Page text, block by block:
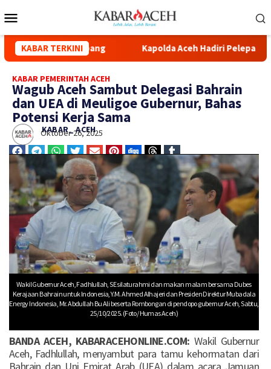
KABAR TERKINI
Kuala Simpang Kapolda Aceh Hadiri Pelepasan
KABAR PEMERINTAH ACEH
Wagub Aceh Sambut Delegasi Bahrain
dan UEA di Meuligoe Gubernur, Bahas
Potensi Kerja Sama
KABAR_ ACEH
Oktober 26, 2025
Wakil Gubernur Aceh, Fadhlullah, SE silaturahmi dan makan malam bersama Dubes
Kerajaan Bahrain untuk Indonesia, Y.M. Ahmed Alhajeri dan Presiden Direktur Mubadala
Energy Indonesia, Mr. Abdullah Bu Ali beserta Rombongan di pendopo gubernur Aceh, Sabtu,
25/10/2025. (Foto/ Humas Aceh)
BANDA ACEH, KABARACEHONLINE.COM: Wakil Gubernur
Aceh, Fadhlullah, menyambut para tamu kehormatan dari